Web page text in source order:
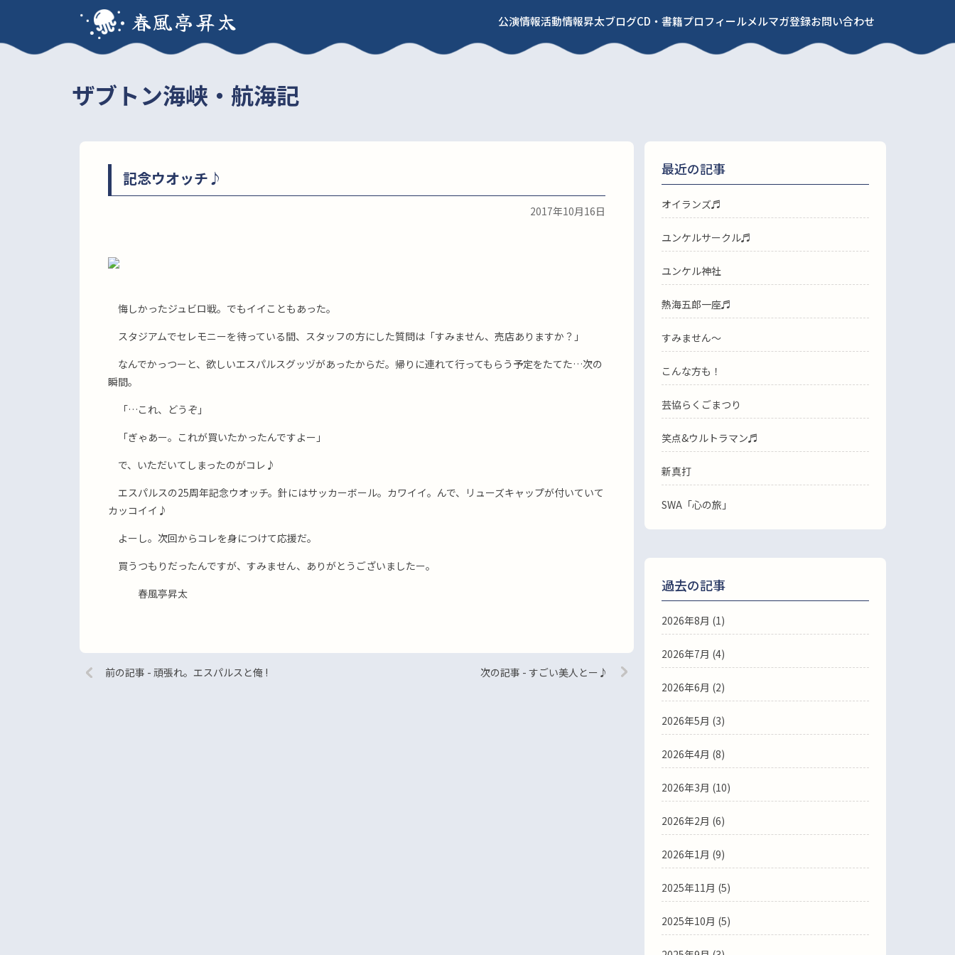
春風亭昇太 公演情報活動情報昇太ブログCD・書籍プロフィールメルマガ登録お問い合わせ
ザブトン海峡・航海記
記念ウオッチ♪
2017年10月16日
悔しかったジュビロ戦。でもイイこともあった。
スタジアムでセレモニーを待っている間、スタッフの方にした質問は「すみません、売店ありますか？」
なんでかっつーと、欲しいエスパルスグッヅがあったからだ。帰りに連れて行ってもらう予定をたてた…次の
瞬間。
「…これ、どうぞ」
「ぎゃあー。これが買いたかったんですよー」
で、いただいてしまったのがコレ♪
エスパルスの25周年記念ウオッチ。針にはサッカーボール。カワイイ。んで、リューズキャップが付いていて
カッコイイ♪
よーし。次回からコレを身につけて応援だ。
買うつもりだったんですが、すみません、ありがとうございましたー。
春風亭昇太
前の記事 - 頑張れ。エスパルスと俺 ! 次の記事 - すごい美人とー♪
最近の記事
オイランズ♬
ユンケルサークル♬
ユンケル神社
熱海五郎一座♬
すみません〜
こんな方も！
芸協らくごまつり
笑点&ウルトラマン♬
新真打
SWA「心の旅」
過去の記事
2026年8月 (1)
2026年7月 (4)
2026年6月 (2)
2026年5月 (3)
2026年4月 (8)
2026年3月 (10)
2026年2月 (6)
2026年1月 (9)
2025年11月 (5)
2025年10月 (5)